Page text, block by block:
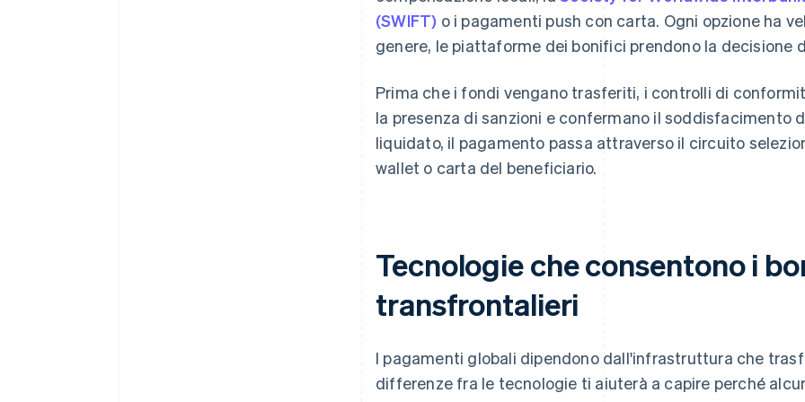
(SWIFT) o i pagamenti push con carta. Ogni opzione ha
genere, le piattaforme dei bonifici prendono la decisione
Prima che i fondi vengano trasferiti, i controlli di
la presenza di sanzioni e confermano il soddisfacimento
liquidato, il pagamento passa attraverso il circuito
wallet o carta del beneficiario.
Tecnologie che consentono i
transfrontalieri
I pagamenti globali dipendono dall'infrastruttura che
differenze fra le tecnologie ti aiuterà a capire perché